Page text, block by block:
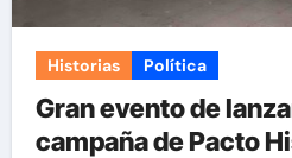
Historias Política
Gran evento de
campaña de Pacto